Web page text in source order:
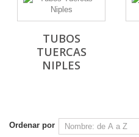
TUBOS
TUERCAS
NIPLES
Ordenar por